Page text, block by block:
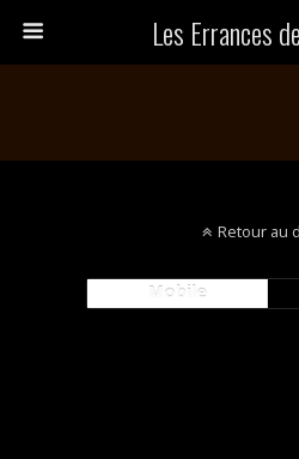
Les Errances
Retour au
Mobile